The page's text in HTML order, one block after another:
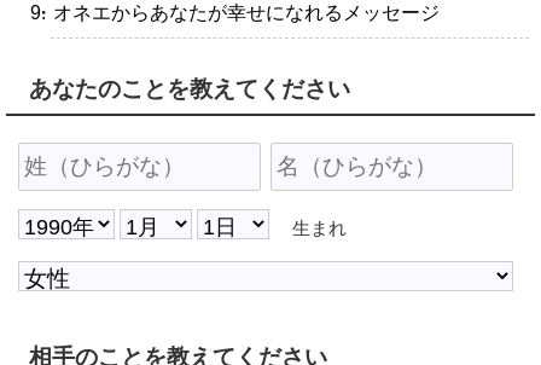
・オネエからあなたが幸せになれるメッセージ
あなたのことを教えてください
生まれ
相手のことを教えてください